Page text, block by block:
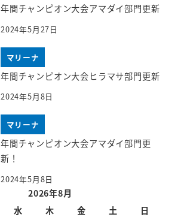
年間チャンピオン大会アマダイ部門更新
2024年5月27日
マリーナ
年間チャンピオン大会ヒラマサ部門更新
2024年5月8日
マリーナ
年間チャンピオン大会アマダイ部門更
新！
2024年5月8日
2026年8月
水 木 金 土
日